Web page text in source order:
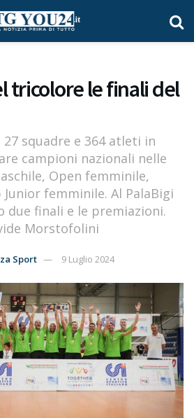
tricolore le finali del
27 squadre e 364 atleti in
campioni nazionali nelle
Open femminile,
femminile. Al PalaBigi
due finali e le premiazioni.
Morstofolini
Sport 9 Luglio 2024